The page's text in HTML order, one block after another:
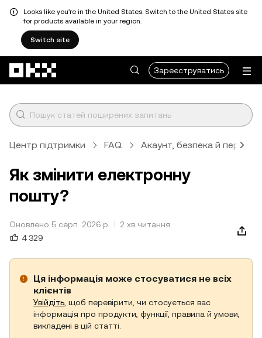
Looks like you're in the United States. Switch to the United States site
for products available in your region.
Switch site
Зареєструватись
Центр підтримки FAQ Акаунт, безпека й
Як змінити електронну
пошту?
Оновлено 5 серп. 2026 р.
2 хв читання
4 329
Ця інформація може стосуватися не всіх
клієнтів
Увійдіть , щоб перевірити, чи стосується вас
інформація про продукти, функції, правила й умови,
викладені в цій статті.